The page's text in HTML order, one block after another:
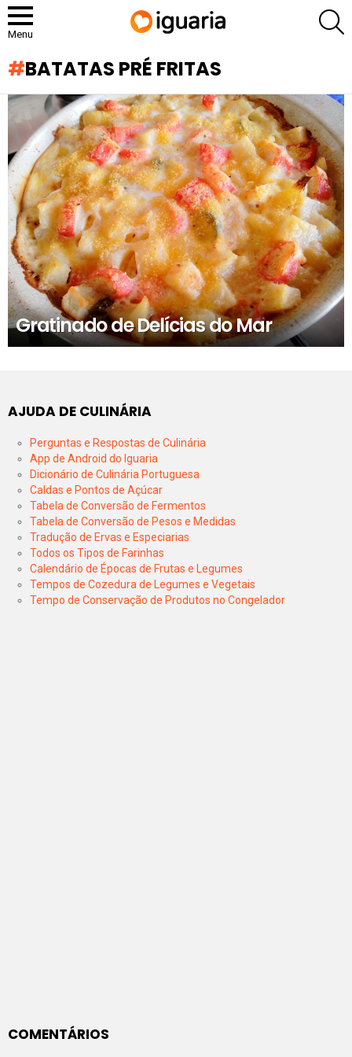
Menu
BATATAS PRÉ FRITAS
RECOMENDADOS
Gratinado de Delícias do Mar
AJUDA DE CULINÁRIA
Perguntas e Respostas de Culinária
App de Android do Iguaria
Dicionário de Culinária Portuguesa
Caldas e Pontos de Açúcar
Tabela de Conversão de Fermentos
Tabela de Conversão de Pesos e Medidas
Tradução de Ervas e Especiarias
Todos os Tipos de Farinhas
Calendário de Épocas de Frutas e Legumes
Tempos de Cozedura de Legumes e Vegetais
Tempo de Conservação de Produtos no Congelador
COMENTÁRIOS